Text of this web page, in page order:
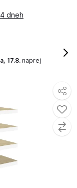
dneh
17.8. naprej